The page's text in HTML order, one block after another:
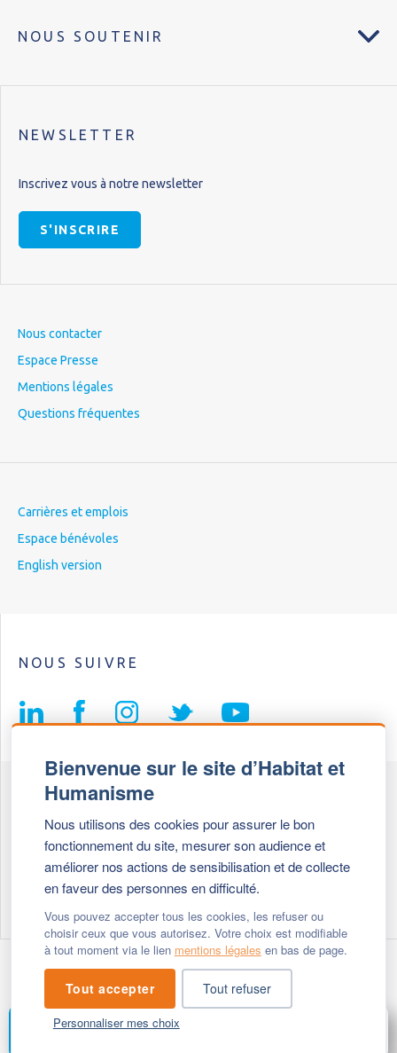
Bienvenue sur le site d’Habitat et
Humanisme
Nous utilisons des cookies pour assurer le bon
fonctionnement du site, mesurer son audience et
améliorer nos actions de sensibilisation et de collecte
en faveur des personnes en difficulté.
Vous pouvez accepter tous les cookies, les refuser ou
choisir ceux que vous autorisez. Votre choix est modifiable
à tout moment via le lien mentions légales en bas de page.
Tout accepter Tout refuser
Personnaliser mes choix
NOUS SOUTENIR
NEWSLETTER
Inscrivez vous à notre newsletter
S'INSCRIRE
Nous contacter
Espace Presse
Mentions légales
Questions fréquentes
Carrières et emplois
Espace bénévoles
English version
NOUS SUIVRE
69647 Caluire et Cuire cedex
+ 33 (0)4 72 27 42 58
- © 2026 Habitat & Humanisme